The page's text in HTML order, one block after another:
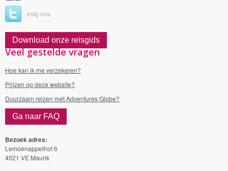
volg ons
Download onze reisgids
Veel gestelde vragen
Hoe kan ik me verzekeren?
Prijzen op deze website?
Duurzaam reizen met Adventures Globe?
Ga naar FAQ
Bezoek adres:
Lemoenappelhof 6
4021 VE Maurik